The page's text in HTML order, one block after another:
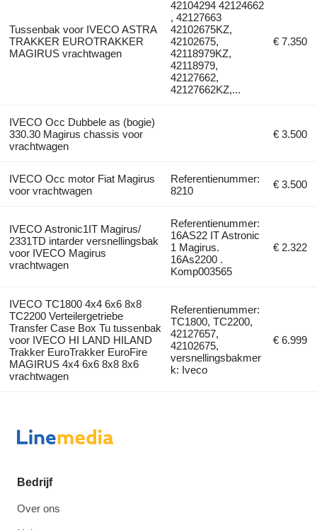
Tussenbak voor IVECO ASTRA
TRAKKER EUROTRAKKER
MAGIRUS vrachtwagen
42104294 42124662
, 42127663
42102675KZ,
42102675,
42118979KZ,
42118979,
42127662,
42127662KZ,...
€ 7.350
IVECO Occ Dubbele as (bogie)
330.30 Magirus chassis voor
vrachtwagen
€ 3.500
IVECO Occ motor Fiat Magirus
voor vrachtwagen
Referentienummer:
8210
€ 3.500
IVECO Astronic1IT Magirus/
2331TD intarder versnellingsbak
voor IVECO Magirus
vrachtwagen
Referentienummer:
16AS22 IT Astronic
1 Magirus.
16As2200 .
Komp003565
€ 2.322
IVECO TC1800 4x4 6x6 8x8
TC2200 Verteilergetriebe
Transfer Case Box Tu tussenbak
voor IVECO HI LAND HILAND
Trakker EuroTrakker EuroFire
MAGIRUS 4x4 6x6 8x8 8x6
vrachtwagen
Referentienummer:
TC1800, TC2200,
42127657,
42102675,
versnellingsbakmer
k: Iveco
€ 6.999
Bedrijf
Over ons